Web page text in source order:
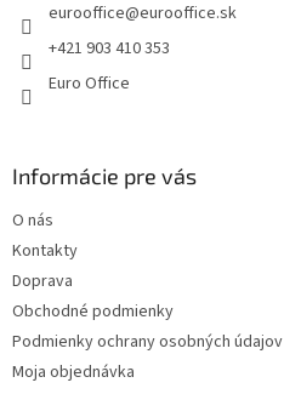
eurooffice@eurooffice.sk
+421 903 410 353
Euro Office
Informácie pre vás
O nás
Kontakty
Doprava
Obchodné podmienky
Podmienky ochrany osobných údajov
Moja objednávka